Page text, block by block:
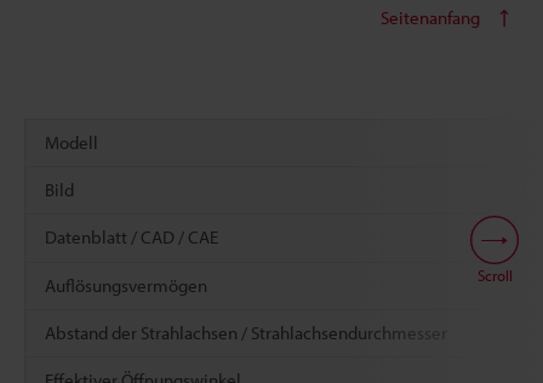
Seitenanfang
Modell
Bild
Datenblatt / CAD / CAE
Auflösungsvermögen
Abstand der Strahlachsen / Strahlachsendurchmesser
Scroll